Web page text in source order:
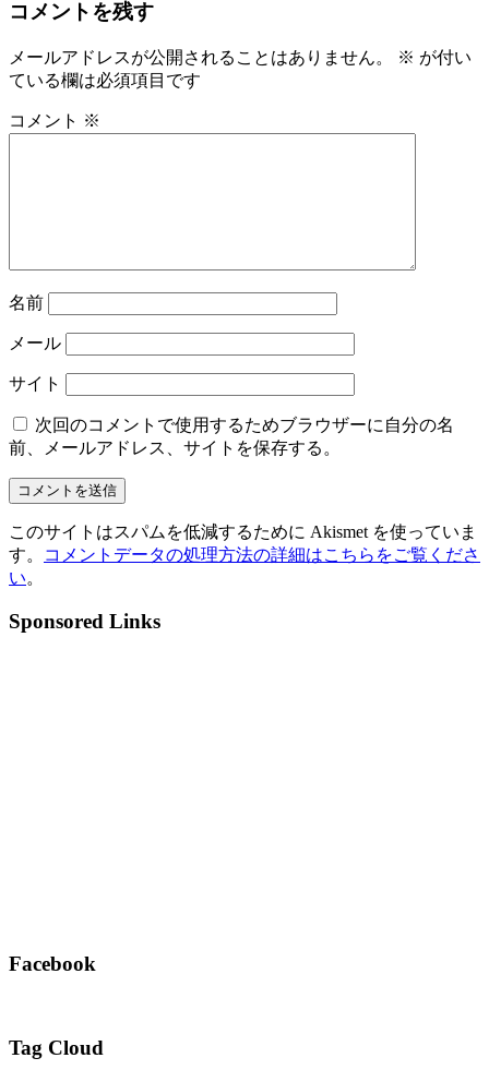
コメントを残す
メールアドレスが公開されることはありません。 ※ が付い
ている欄は必須項目です
コメント ※
名前
メール
サイト
次回のコメントで使用するためブラウザーに自分の名
前、メールアドレス、サイトを保存する。
このサイトはスパムを低減するために Akismet を使っていま
す。
コメントデータの処理方法の詳細はこちらをご覧くださ
い。
Sponsored Links
Facebook
Tag Cloud